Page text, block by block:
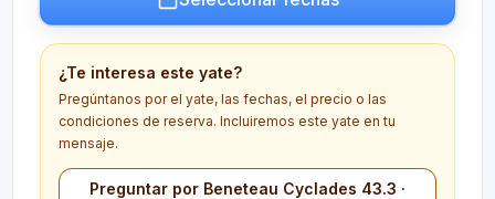
¿Te interesa este yate?
Pregúntanos por el yate, las fechas, el precio o las
condiciones de reserva. Incluiremos este yate en tu
mensaje.
Preguntar por Beneteau Cyclades 43.3 ·